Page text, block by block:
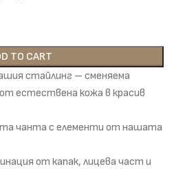
TO CART
стайлинг – сменяема
естествена кожа в красив
чанта с елементи от нашата
от капак, лицева част и